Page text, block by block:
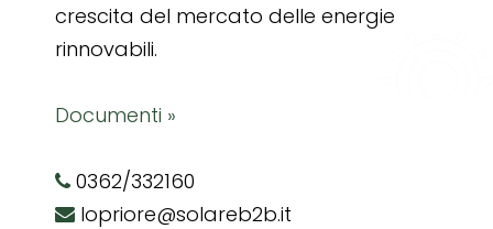
crescita del mercato delle energie
rinnovabili.
Documenti »
0362/332160
lopriore@solareb2b.it